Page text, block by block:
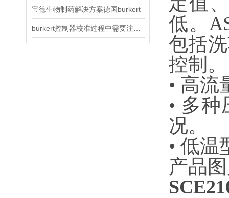
宝德生物制药解决方案德国burkert
低。
包括
控制‌。
• ‌高
• ‌多
况。
• ‌低
产品